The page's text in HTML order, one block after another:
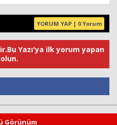
YORUM YAP | 0 Yorum
Yazı'ya ilk yorum yapan
Görünüm